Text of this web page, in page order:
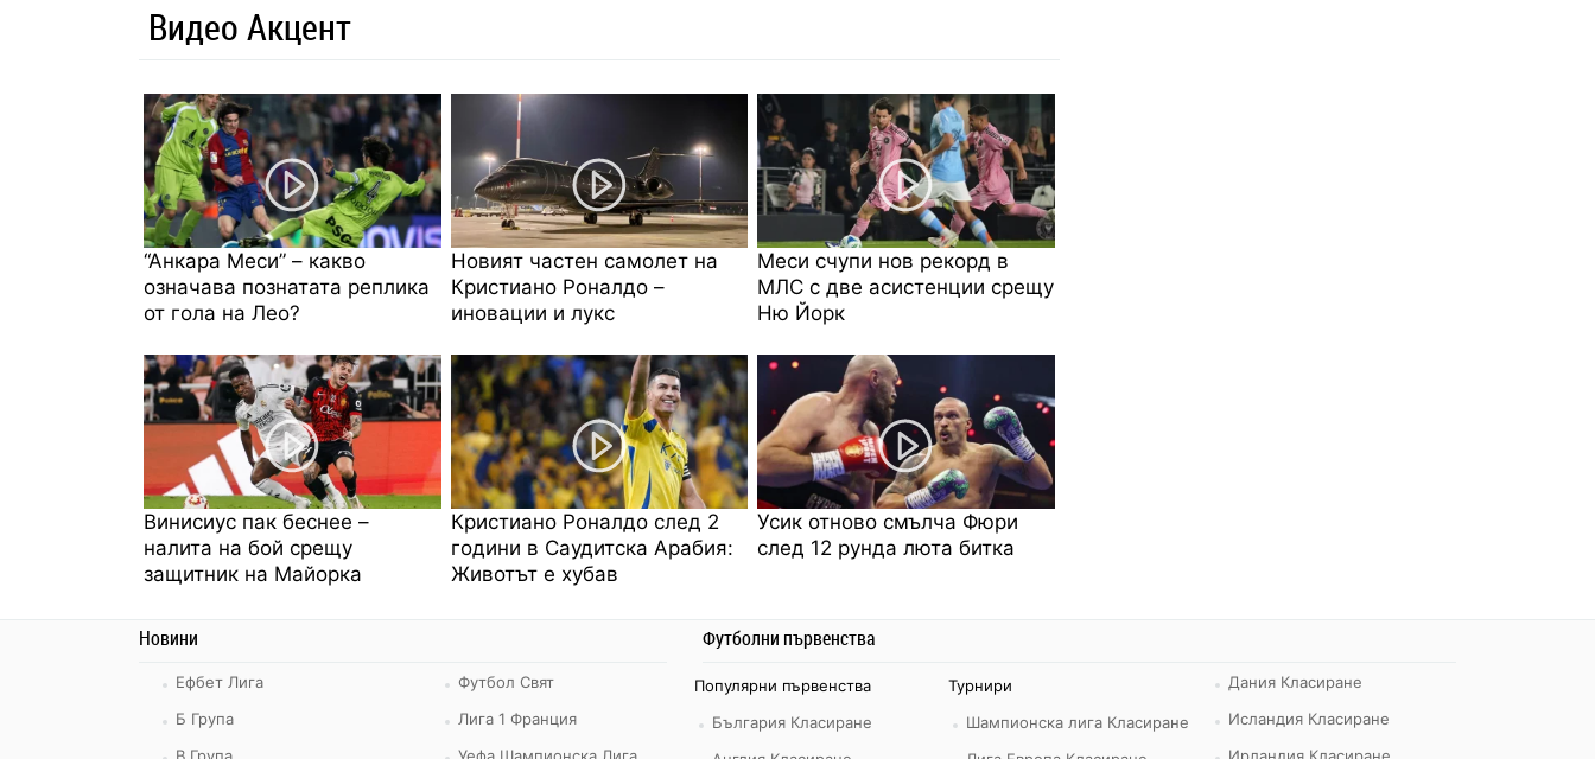
Видео Акцент
“Анкара Меси” – какво
означава познатата реплика
от гола на Лео?
Новият частен самолет на
Кристиано Роналдо –
иновации и лукс
Меси счупи нов рекорд в
МЛС с две асистенции срещу
Ню Йорк
Винисиус пак беснее –
налита на бой срещу
защитник на Майорка
Кристиано Роналдо след 2
години в Саудитска Арабия:
Животът е хубав
Усик отново смълча Фюри
след 12 рунда люта битка
Новини
Ефбет Лига
Б Група
В Група
Футбол Свят
Лига 1 Франция
Уефа Шампионска Лига
Футболни първенства
Популярни първенства
България Класиране
Турнири
Шампионска лига Класиране
Дания Класиране
Исландия Класиране
Ирландия Класиране